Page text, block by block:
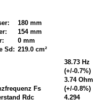
Sd:
180 mm
154 mm
0 mm
219.0 cm²
Fs
Rdc
38.73 Hz
(+/-0.7%)
3.74 Ohm
(+/-0.8%)
4.294